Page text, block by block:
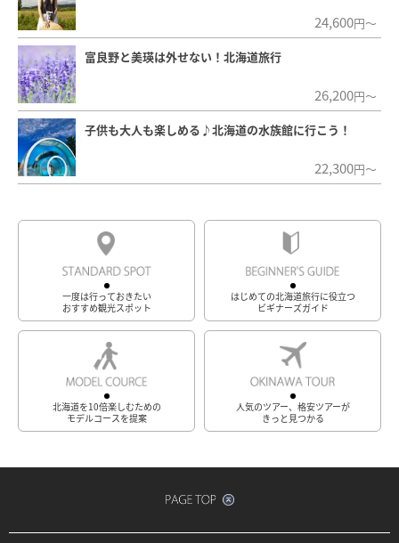
24,600円～
富良野と美瑛は外せない！北海道旅行
26,200円～
子供も大人も楽しめる♪北海道の水族館に行こう！
22,300円～
一度は行っておきたい
おすすめ観光スポット
はじめての北海道旅行に役立つ
ビギナーズガイド
北海道を10倍楽しむための
モデルコースを提案
人気のツアー、格安ツアーが
きっと見つかる